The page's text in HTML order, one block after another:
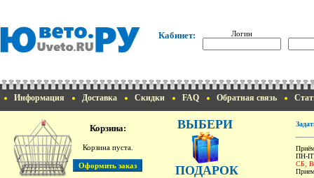
Кабинет: Логин
Информация Доставка Скидки FAQ Обратная связь
Корзина:
Корзина пуста.
ВЫБЕРИ
ПОДАРОК
ПН-
СБ,